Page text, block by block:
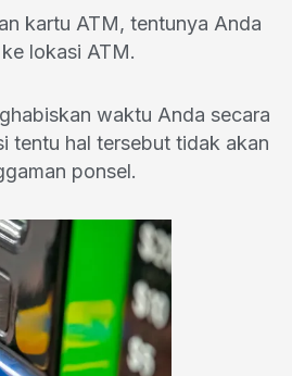
kartu ATM, tentunya Anda
lokasi ATM.
waktu Anda secara
tentu hal tersebut tidak akan
ponsel.